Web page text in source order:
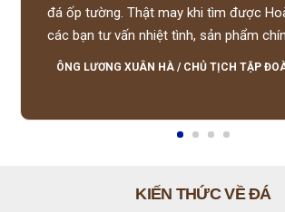
đá ốp tường. Thật may khi tìm được
các bạn tư vấn nhiệt tình, sản phẩm
lượng tốt, giá hợp lý, hỗ trợ tận
ÔNG LƯƠNG XUÂN HÀ / CHỦ TỊCH TẬP
KIẾN THỨC VỀ ĐÁ